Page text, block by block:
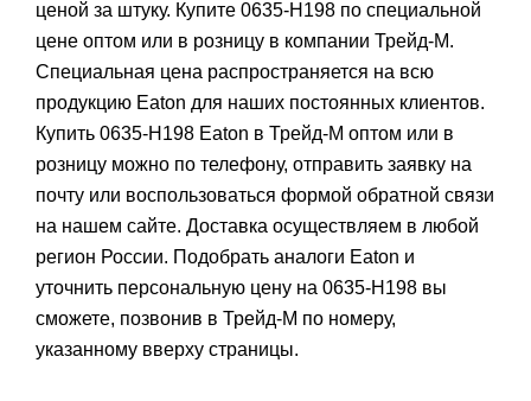
ценой за штуку. Купите 0635-H198 по специальной
цене оптом или в розницу в компании Трейд-М.
Специальная цена распространяется на всю
продукцию Eaton для наших постоянных клиентов.
Купить 0635-H198 Eaton в Трейд-М оптом или в
розницу можно по телефону, отправить заявку на
почту или воспользоваться формой обратной связи
на нашем сайте. Доставка осуществляем в любой
регион России. Подобрать аналоги Eaton и
уточнить персональную цену на 0635-H198 вы
сможете, позвонив в Трейд-М по номеру,
указанному вверху страницы.